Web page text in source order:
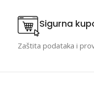
Sigurna
Zaštita podataka i